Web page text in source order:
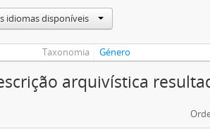
idiomas disponíveis
Taxonomia Género
arquivística